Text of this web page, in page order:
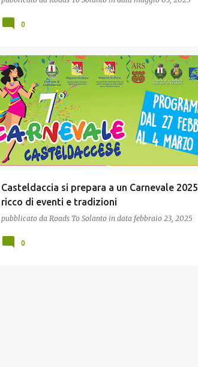
0
Casteldaccia si prepara a un Carnevale 2025
ricco di eventi e tradizioni
pubblicato da Roads To Solanto in data febbraio 23, 2025
FESTE & SAGRE
0